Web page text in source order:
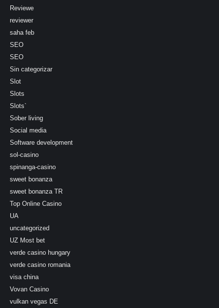
Reviewe
reviewer
saha feb
SEO
SEO
Sin categorizar
Slot
Slots
Slots`
Sober living
Social media
Software development
sol-casino
spinanga-casino
sweet bonanza
sweet bonanza TR
Top Online Casino
UA
uncategorized
UZ Most bet
verde casino hungary
verde casino romania
visa china
Vovan Casino
vulkan vegas DE